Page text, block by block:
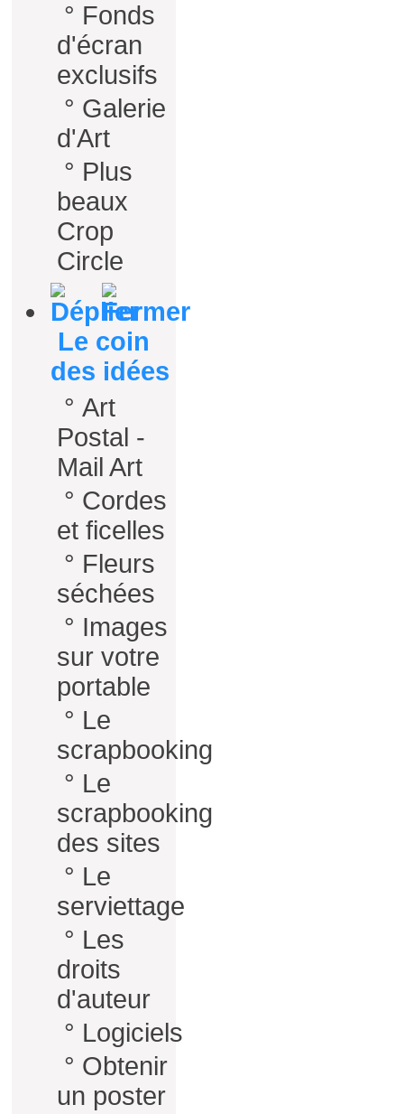
° Fonds
d'écran
exclusifs
° Galerie
d'Art
° Plus
beaux
Crop
Circle
Le coin
des idées
° Art
Postal -
Mail Art
° Cordes
et ficelles
° Fleurs
séchées
° Images
sur votre
portable
° Le
scrapbooking
° Le
scrapbooking
des sites
° Le
serviettage
° Les
droits
d'auteur
° Logiciels
° Obtenir
un poster